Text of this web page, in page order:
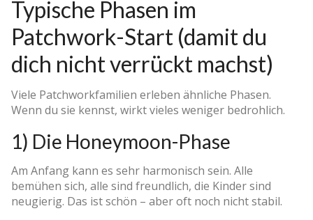
Typische Phasen im
Patchwork-Start (damit du
dich nicht verrückt machst)
Viele Patchworkfamilien erleben ähnliche Phasen.
Wenn du sie kennst, wirkt vieles weniger bedrohlich.
1) Die Honeymoon-Phase
Am Anfang kann es sehr harmonisch sein. Alle
bemühen sich, alle sind freundlich, die Kinder sind
neugierig. Das ist schön – aber oft noch nicht stabil.